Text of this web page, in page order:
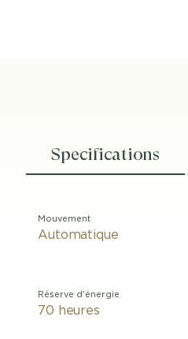
Specifications
Mouvement
Automatique
Réserve d'énergie
70 heures